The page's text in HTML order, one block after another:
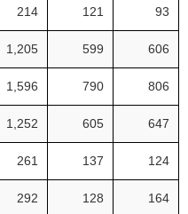
214 121 93
1,205 599 606
1,596 790 806
1,252 605 647
261 137 124
292 128 164